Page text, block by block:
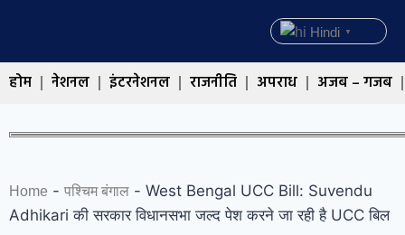
Hindi ▼
होम नेशनल इंटरनेशनल राजनीति अपराध अजब – गजब
Home - पश्चिम बंगाल - West Bengal UCC Bill: Suvendu
Adhikari की सरकार विधानसभा जल्द पेश करने जा रही है UCC बिल